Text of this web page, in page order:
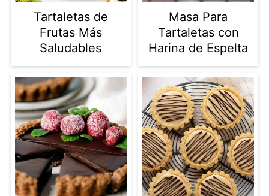
Tartaletas de
Frutas Más
Saludables
Masa Para
Tartaletas con
Harina de Espelta